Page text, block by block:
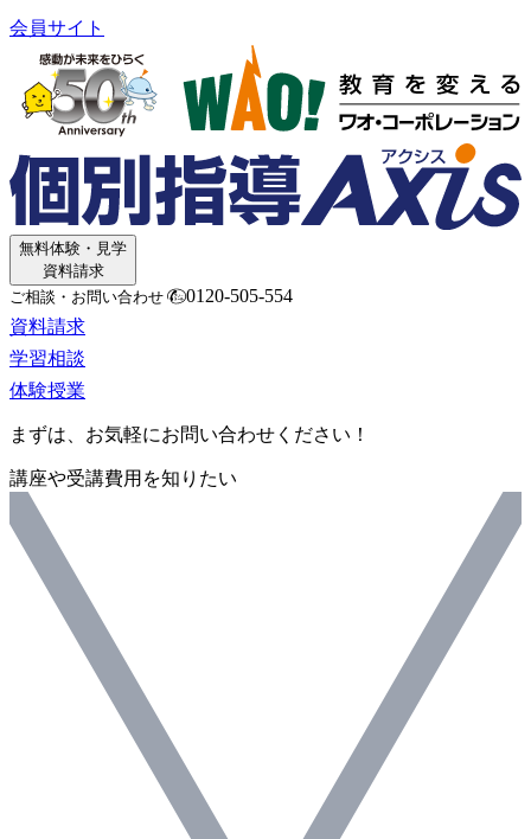
会員サイト
無料体験・見学
資料請求
ご相談・お問い合わせ
0120-505-554
資料請求
学習相談
体験授業
まずは、お気軽にお問い合わせください！
講座や受講費用を知りたい